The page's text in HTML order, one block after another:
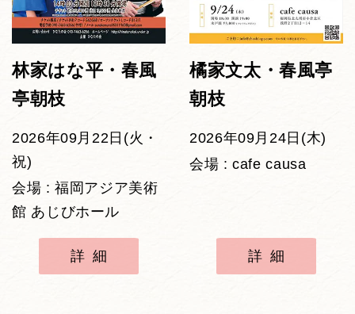
林家はな平・春風
亭朝枝
2026年09月22日(火・
祝)
会場 : 福岡アジア美術
館 あじびホール
詳細
橘家文太・春風亭
朝枝
2026年09月24日(木)
会場 : cafe causa
詳細